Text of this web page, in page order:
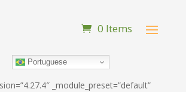
0 Items
Portuguese
_module_preset=”default”